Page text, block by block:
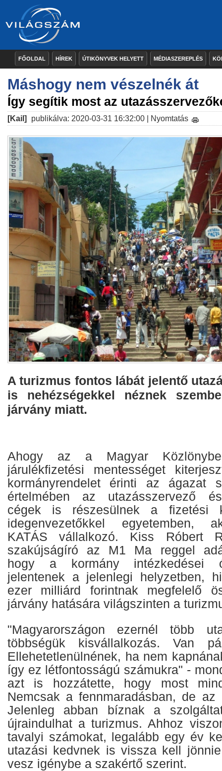
FŐOLDAL HÍREK ÚTIKÖNYVEK HELYETT MÉDIASZEREPLÉS
Máshogy nem vészelnék át
Így segítik most az
[Kail] publikálva: 2020-03-31 16:32:00 | Nyomtatás
A turizmus fontos lábát jelentő
is nehézségekkel néznek
járvány miatt.
Ahogy az a Magyar
járulékfizetési mentességet
kormányrendelet érinti az ágazat
értelmében az utazásszervező
cégek is részesülnek a fizetési
idegenvezetőkkel egyetemben,
KATÁS vállalkozó. Kiss Róbert
szakújságíró az M1 Ma reggel
hogy a kormány intézkedései
jelentenek a jelenlegi helyzetben,
ezer milliárd forintnak megfelelő
járvány hatására világszinten a
"Magyarországon ezernél több
többségük kisvállalkozás. Van
Ellehetetlenülnének, ha nem
így ez létfontosságú számukra" -
azt is hozzátette, hogy most
Nemcsak a fennmaradásban, de az
Jelenleg abban bíznak a
újraindulhat a turizmus. Ahhoz
tavalyi számokat, legalább egy év
utazási kedvnek is vissza kell
vesz igénybe a szakértő szerint.